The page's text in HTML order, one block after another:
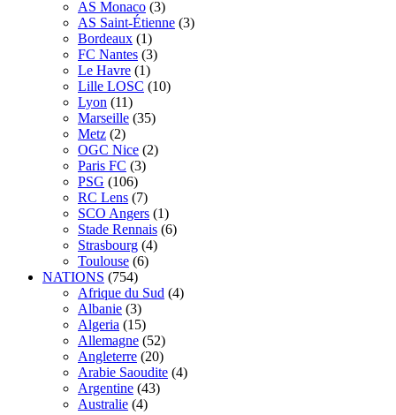
AS Monaco (3)
AS Saint-Étienne (3)
Bordeaux (1)
FC Nantes (3)
Le Havre (1)
Lille LOSC (10)
Lyon (11)
Marseille (35)
Metz (2)
OGC Nice (2)
Paris FC (3)
PSG (106)
RC Lens (7)
SCO Angers (1)
Stade Rennais (6)
Strasbourg (4)
Toulouse (6)
NATIONS (754)
Afrique du Sud (4)
Albanie (3)
Algeria (15)
Allemagne (52)
Angleterre (20)
Arabie Saoudite (4)
Argentine (43)
Australie (4)